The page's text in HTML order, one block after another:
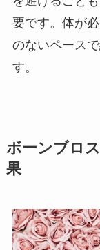
要です。体が
のないペース
す。
ボーンブロ
果